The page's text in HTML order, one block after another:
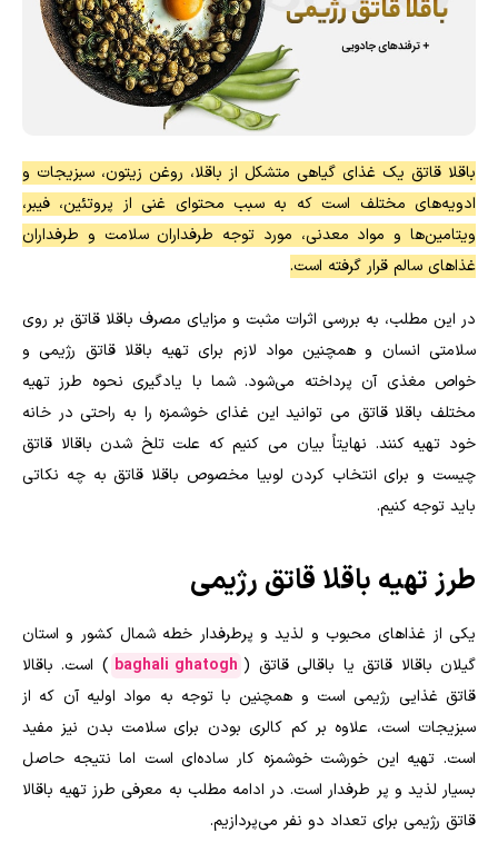
باقلا قاتق یک غذای گیاهی متشکل از باقلا، روغن زیتون، سبزیجات و
ادویه‌های مختلف است که به سبب محتوای غنی از پروتئین، فیبر،
ویتامین‌ها و مواد معدنی، مورد توجه طرفداران سلامت و طرفداران
غذاهای سالم قرار گرفته است.
در این مطلب، به بررسی اثرات مثبت و مزایای مصرف باقلا قاتق بر روی
سلامتی انسان و همچنین مواد لازم برای تهیه باقلا قاتق رژیمی و
خواص مغذی آن پرداخته می‌شود. شما با یادگیری نحوه طرز تهیه
مختلف باقلا قاتق می توانید این غذای خوشمزه را به راحتی در خانه
خود تهیه کنند. نهایتاً بیان می کنیم که علت تلخ شدن باقالا قاتق
چیست و برای انتخاب کردن لوبیا مخصوص باقلا قاتق به چه نکاتی
باید توجه کنیم.
طرز تهیه باقلا قاتق رژیمی
یکی از غذاهای محبوب و لذید و پرطرفدار خطه شمال کشور و استان
گیلان باقالا قاتق یا باقالی قاتق ( baghali ghatogh ) است. باقالا
قاتق غذایی رژیمی است و همچنین با توجه به مواد اولیه آن که از
سبزیجات است، علاوه بر کم کالری بودن برای سلامت بدن نیز مفید
است. تهیه این خورشت خوشمزه کار ساده‌ای است اما نتیجه حاصل
بسیار لذید و پر طرفدار است. در ادامه مطلب به معرفی طرز تهیه باقالا
قاتق رژیمی برای تعداد دو نفر می‌پردازیم.